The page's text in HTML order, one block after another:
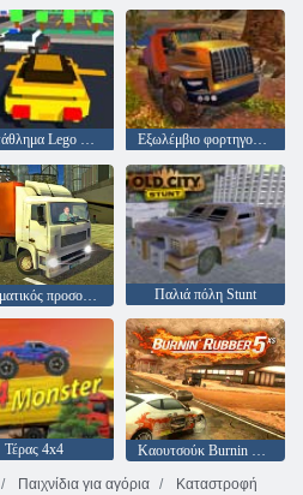
Πρωτάθλημα Lego Superhero Εξωλέμβιο φορτηγού προσομοιωτή Hill Climb
Πραγματικός προσομοιωτής φορτηγών πόλης Παλιά πόλη Stunt
Τέρας 4x4
Καουτσούκ Burnin 5 XS
Παιχνίδια για αγόρια
Καταστροφή